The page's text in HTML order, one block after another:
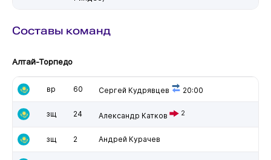
Составы команд
Алтай-Торпедо
вр 60 Сергей Кудрявцев 20:00
зщ 24 Александр Катков 2
зщ 2 Андрей Курачев